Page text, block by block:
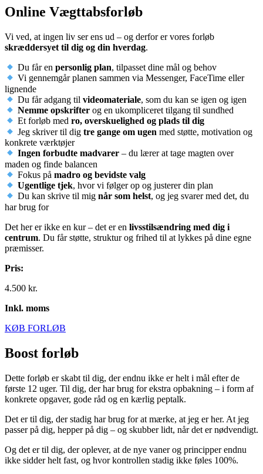
Online Vægttabsforløb
Vi ved, at ingen liv ser ens ud – og derfor er vores forløb
skræddersyet til dig og din hverdag.
Du får enpersonlig plan, tilpasset dine mål og behov
Vi gennemgår planen sammen via Messenger, FaceTime eller
lignende
Du får adgang tilvideomateriale, som du kan se igen og igen
Nemme opskrifter og en ukompliceret tilgang til sundhed
Et forløb medro, overskuelighed og plads til dig
Jeg skriver til digtre gange om ugen med støtte, motivation og
konkrete værktøjer
Ingen forbudte madvarer – du lærer at tage magten over
maden og finde balancen
Fokus påmadro og bevidste valg
Ugentlige tjek, hvor vi følger op og justerer din plan
Du kan skrive til mignår som helst, og jeg svarer med det, du
har brug for
Det her er ikke en kur – det er en livsstilsændring med dig i
centrum. Du får støtte, struktur og frihed til at lykkes på dine egne
præmisser.
Pris:
4.500 kr.
Inkl. moms
KØB FORLØB
Boost forløb
Dette forløb er skabt til dig, der endnu ikke er helt i mål efter de
første 12 uger. Til dig, der har brug for ekstra opbakning – i form af
konkrete opgaver, gode råd og en kærlig peptalk.
Det er til dig, der stadig har brug for at mærke, at jeg er her. At jeg
passer på dig, hepper på dig – og skubber lidt, når det er nødvendigt.
Og det er til dig, der oplever, at de nye vaner og principper endnu
ikke sidder helt fast, og hvor kontrollen stadig ikke føles 100%.